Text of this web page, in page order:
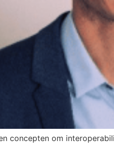
concepten om